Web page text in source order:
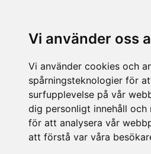
Vi använder oss
Vi använder cookies och
spårningsteknologier för
surfupplevelse på vår
dig personligt innehåll och
för att analysera vår
att förstå var våra